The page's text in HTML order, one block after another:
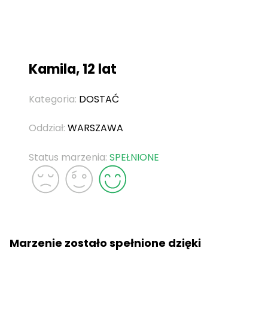
Kamila, 12 lat
Kategoria: DOSTAĆ
Oddział: WARSZAWA
Status marzenia: SPEŁNIONE
Marzenie zostało spełnione dzięki